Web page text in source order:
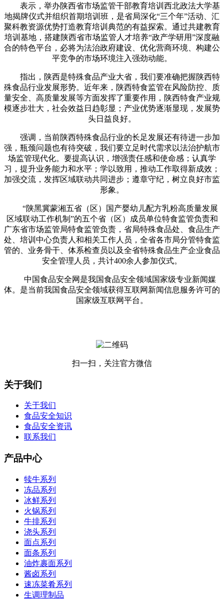
表示，举办陕西省市场监管干部教育培训西北政法大学基
地揭牌仪式并组织首期培训班，是省局深化“三个年”活动、汇
聚科教资源优势打造教育培训典范的有益探索。通过共建教育
培训基地，搭建陕西省市场监管人才培养“政产学研用”深度融
合的特色平台，必将为法治政府建设、优化营商环境、构建公
平竞争的市场环境注入强劲动能。
指出，陕西是特殊食品产业大省，我们要准确把握陕西特
殊食品行业发展形势。近年来，陕西特食监管在风险防控、质
量安全、高质量发展等方面发挥了重要作用，陕西特食产业规
模逐步壮大，社会效益日趋彰显；产业优势逐渐显现，发展势
头日益良好。
强调，当前陕西特殊食品行业的长足发展还有待进一步加
强，瓶颈问题也有待突破，我们要立足时代需求以法治护航市
场监管现代化。要提高认识，增强责任感和使命感；认真学
习，提升业务能力和水平；学以致用，推动工作取得新成效；
加强交流，发挥区域联动共同进步；遵章守纪，树立良好市监
形象。
“陕黑冀蒙湘五省（区）国产婴幼儿配方乳粉高质量发展
区域联动工作机制”的五个省（区）成员单位特食监管负责和
广东省市场监管局特食监管负责，省局特殊食品处、食品生产
处、培训中心负责人和相关工作人员，全省各市局分管特食监
管的、业务骨干、体系检查员以及全省特殊食品生产企业食品
安全管理人员，共计400余人参加仪式。
中国食品安全网是我国食品安全领域国家级专业新闻媒
体。是当前我国食品安全领域获得互联网新闻信息服务许可的
国家级互联网平台。
扫一扫，关注官方微信
关于我们
关于我们
食品安全知识
食品安全资讯
联系我们
产品中心
犊牛系列
冻品系列
冰鲜系列
火锅系列
牛排系列
浇头系列
面点系列
面条系列
油炸裹面系列
酱卤系列
速冻菜肴系列
生调理制品